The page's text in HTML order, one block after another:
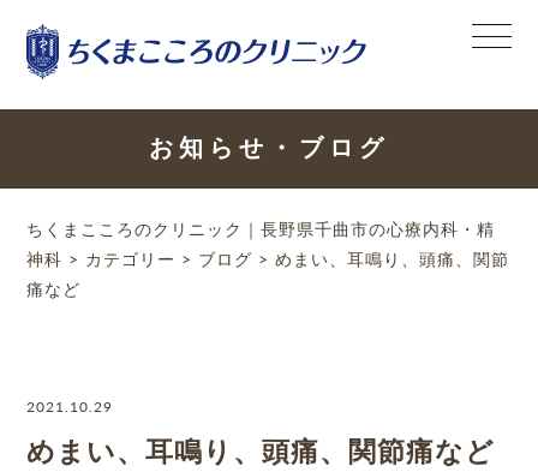
お知らせ・ブログ
ちくまこころのクリニック｜長野県千曲市の心療内科・精
神科 > カテゴリー > ブログ >めまい、耳鳴り、頭痛、関節
痛など
2021.10.29
めまい、耳鳴り、頭痛、関節痛など